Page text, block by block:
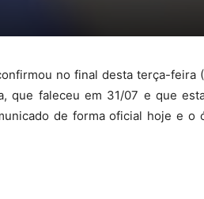
no final desta terça-feira
que faleceu em 31/07 e que
de forma oficial hoje e o